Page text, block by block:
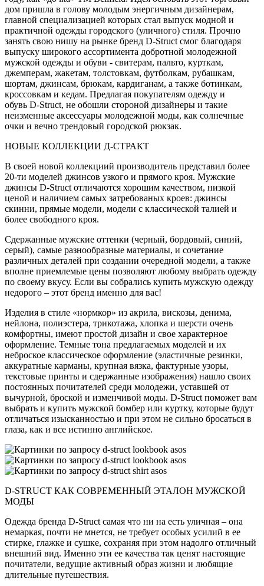
дом пришла в голову молодым энергичным дизайнерам,
главной специализацией которых стал выпуск модной и
практичной одежды городского (уличного) стиля. Прочно
занять свою нишу на рынке бренд D-Struct смог благодаря
выпуску широкого ассортимента добротной молодежной
мужской одежды и обуви - свитерам, пальто, курткам,
джемперам, жакетам, толстовкам, футболкам, рубашкам,
шортам, джинсам, брюкам, кардиганам, а также ботинкам,
кроссовкам и кедам. Предлагая покупателям одежду и
обувь D-Struct, не обошли стороной дизайнеры и такие
неизменные аксессуары молодежной моды, как солнечные
очки и вечно трендовый городской рюкзак.
НОВЫЕ КОЛЛЕКЦИИ Д-СТРАКТ
В своей новой коллекциий производитель представил более
20-ти моделей джинсов узкого и прямого кроя. Мужские
джинсы D-Struct отличаются хорошим качеством, низкой
ценой и наличием самых затребованых кроев: джинсы
скинни, прямые модели, модели с классической талией и
более свободного кроя.
Сдержанные мужские оттенки (черный, бордовый, синий,
серый), самые разнообразные материалы, и сочетание
различных деталей при создании очередной модели, а также
вполне приемлемые цены позволяют любому выбрать одежду
по своему вкусу. Если вы собрались купить мужскую одежду
недорого – этот бренд именно для вас!
Изделия в стиле «нормкор» из акрила, вискозы, денима,
нейлона, полиэстера, трикотажа, хлопка и шерсти очень
комфортны, имеют простой дизайн и свое характерное
оформление. Темные тона предлагаемых моделей и их
неброское классическое оформление (эластичные резинки,
аккуратные карманы, крупная вязка, фактурные узоры,
текстовые принты и сдержанные изображения) нашло своих
постоянных почитателей среди молодежи, уставшей от
вычурной, броской и изменчивой моды. D-Struct поможет вам
выбрать и купить мужской бомбер или куртку, которые будут
отличаться изысканностью и при этом не сильно бросаться в
глаза, как и все истинно английское.
D-STRUCT КАК СОВРЕМЕННЫЙ ЭТАЛОН МУЖСКОЙ
МОДЫ
Одежда бренда D-Struct самая что ни на есть уличная – она
немаркая, почти не мнется, не требует особых усилий в ее
стирке, глажке и сушке, сохраняя при этом надолго отличный
внешний вид. Именно эти ее качества так ценят настоящие
почитатели, ведущие активный образ жизни и любящие
длительные путешествия.